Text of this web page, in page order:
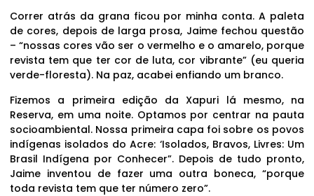
Correr atrás da grana ficou por minha conta. A paleta
de cores, depois de larga prosa, Jaime fechou questão
– “nossas cores vão ser o vermelho e o amarelo, porque
revista tem que ter cor de luta, cor vibrante” (eu queria
verde-floresta). Na paz, acabei enfiando um branco.
Fizemos a primeira edição da Xapuri lá mesmo, na
Reserva, em uma noite. Optamos por centrar na pauta
socioambiental. Nossa primeira capa foi sobre os povos
indígenas isolados do Acre: ‘Isolados, Bravos, Livres: Um
Brasil Indígena por Conhecer”. Depois de tudo pronto,
Jaime inventou de fazer uma outra boneca, “porque
toda revista tem que ter número zero”.